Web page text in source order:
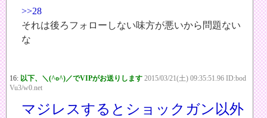
>>28
それは後ろフォローしない味方が悪いから問題ない
な
16: 以下、＼(^o^)／でVIPがお送りします 2015/03/21(土) 09:35:51.96 ID:bod
Vu3/w0.net
マジレスするとショックガン以外